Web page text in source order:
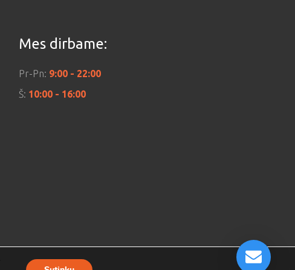
Mes dirbame:
Pr-Pn: 9:00 - 22:00
Š: 10:00 - 16:00